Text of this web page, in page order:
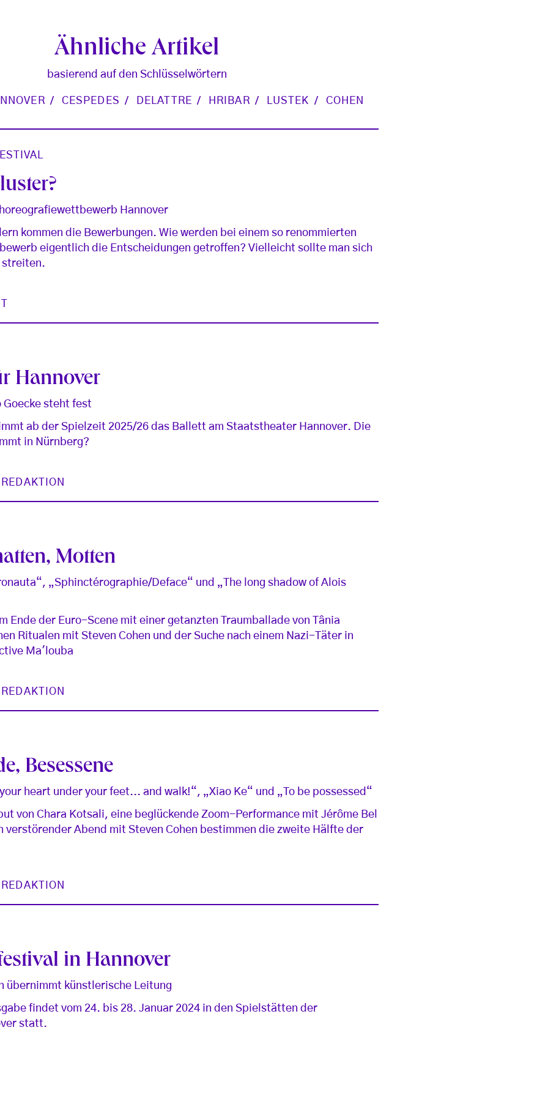
Ähnliche Artikel
basierend auf den Schlüsselwörtern
CESPEDES DELATTRE HRIBAR LUSTEK COHEN
Hannover
kommen die Bewerbungen. Wie werden bei einem so renommierten
eigentlich die Entscheidungen getroffen? Vielleicht sollte man sich
streiten.
Hannover
steht fest
ab der Spielzeit 2025/26 das Ballett am Staatstheater Hannover. Die
in Nürnberg?
Motten
„Sphinctérographie/Deface“ und „The long shadow of Alois
Ende der Euro-Scene mit einer getanzten Traumballade von Tânia
Ritualen mit Steven Cohen und der Suche nach einem Nazi-Täter in
Ma'louba
Besessene
heart under your feet... and walk!“, „Xiao Ke“ und „To be possessed“
von Chara Kotsali, eine beglückende Zoom-Performance mit Jérôme Bel
verstörender Abend mit Steven Cohen bestimmen die zweite Hälfte der
in Hannover
übernimmt künstlerische Leitung
findet vom 24. bis 28. Januar 2024 in den Spielstätten der
statt.